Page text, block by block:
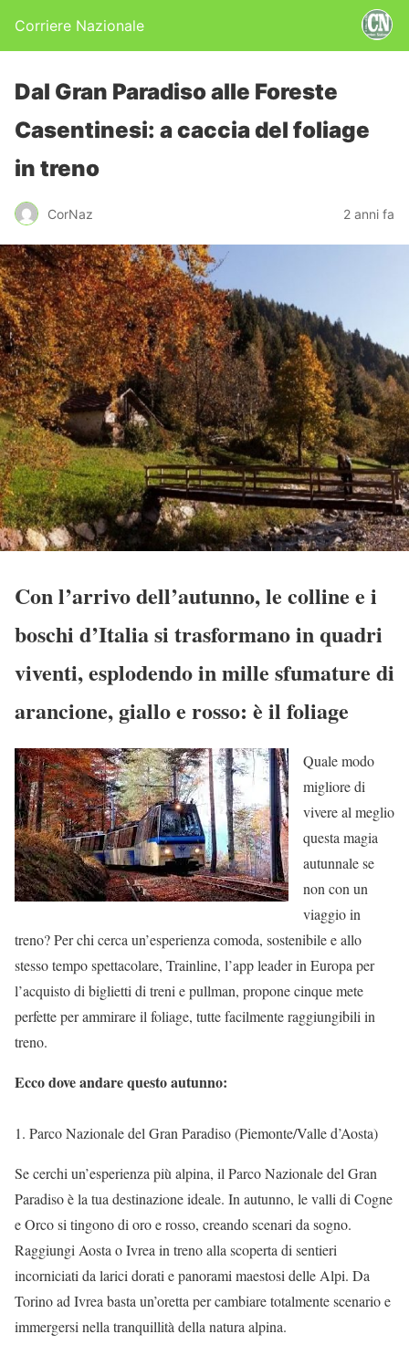
Corriere Nazionale
Dal Gran Paradiso alle Foreste
Casentinesi: a caccia del foliage
in treno
CorNaz 2 anni fa
Con l’arrivo dell’autunno, le colline e i
boschi d’Italia si trasformano in quadri
viventi, esplodendo in mille sfumature di
arancione, giallo e rosso: è il foliage
Quale modo
migliore di
vivere al meglio
questa magia
autunnale se
non con un
viaggio in
treno? Per chi cerca un’esperienza comoda, sostenibile e allo
stesso tempo spettacolare, Trainline, l’app leader in Europa per
l’acquisto di biglietti di treni e pullman, propone cinque mete
perfette per ammirare il foliage, tutte facilmente raggiungibili in
treno.
Ecco dove andare questo autunno:
1. Parco Nazionale del Gran Paradiso (Piemonte/Valle d’Aosta)
Se cerchi un’esperienza più alpina, il Parco Nazionale del Gran
Paradiso è la tua destinazione ideale. In autunno, le valli di Cogne
e Orco si tingono di oro e rosso, creando scenari da sogno.
Raggiungi Aosta o Ivrea in treno alla scoperta di sentieri
incorniciati da larici dorati e panorami maestosi delle Alpi. Da
Torino ad Ivrea basta un’oretta per cambiare totalmente scenario e
immergersi nella tranquillità della natura alpina.